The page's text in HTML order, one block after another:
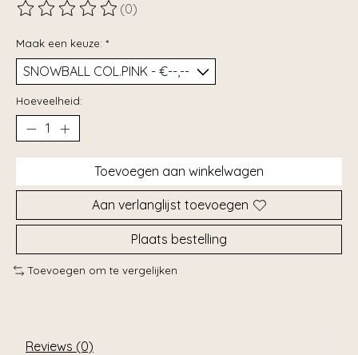
De beoordeling van dit product is
(0)
Maak een keuze: *
Hoeveelheid:
Toevoegen aan winkelwagen
Aan verlanglijst toevoegen
Plaats bestelling
Toevoegen om te vergelijken
Reviews (0)